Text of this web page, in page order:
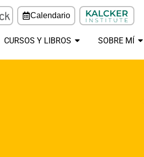
Calendario
CURSOS Y LIBROS SOBRE MÍ